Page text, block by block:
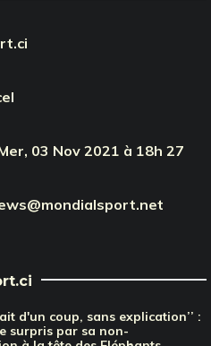
03 Nov 2021 à 18h 27
d'un coup, sans explication’’ :
surpris par sa non-